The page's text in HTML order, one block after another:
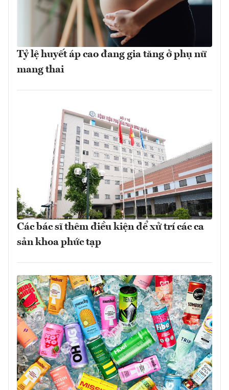
Tỷ lệ huyết áp cao đang gia tăng ở phụ nữ
mang thai
Các bác sĩ thêm điều kiện để xử trí các ca
sản khoa phức tạp